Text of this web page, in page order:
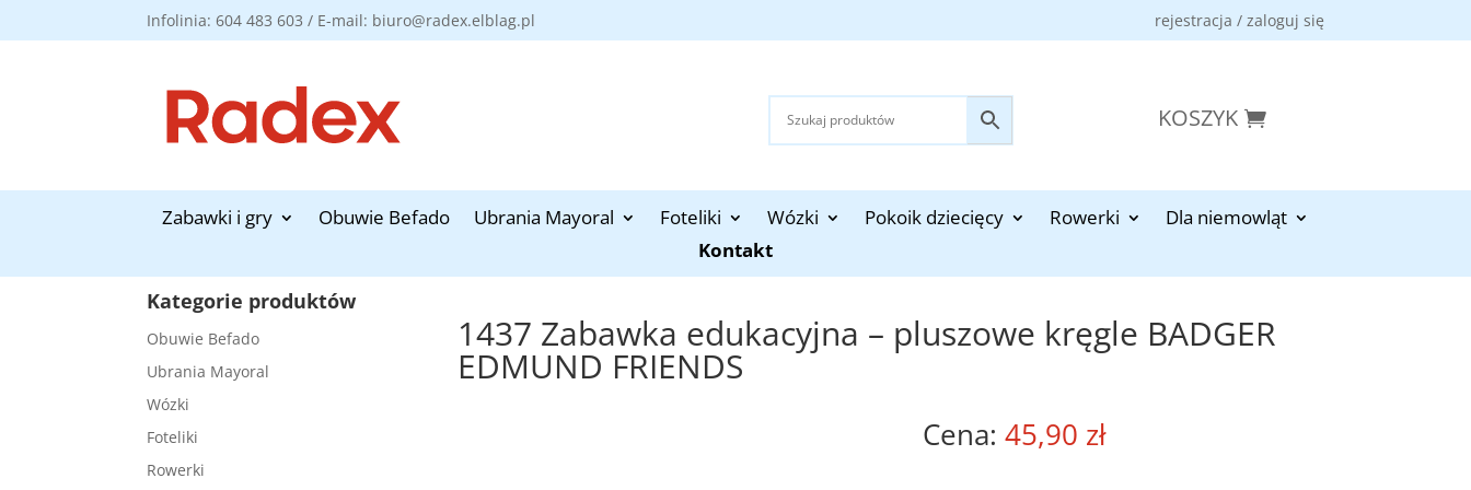
Infolinia: 604 483 603 / E-mail: biuro@radex.elblag.pl rejestracja / zaloguj się
KOSZYK
Zabawki i gry Obuwie Befado Ubrania Mayoral Foteliki Wózki Pokoik dziecięcy Rowerki
Dla niemowląt
Kontakt
Kategorie produktów
Obuwie Befado
Ubrania Mayoral
Wózki
Foteliki
Rowerki
1437 Zabawka edukacyjna – pluszowe kręgle BADGER
EDMUND FRIENDS
45,90 zł